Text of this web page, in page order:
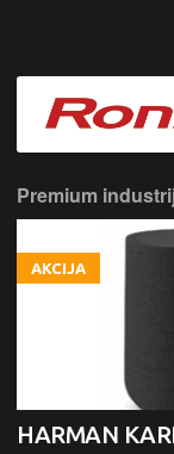
Premium
AKCIJA
HARMAN